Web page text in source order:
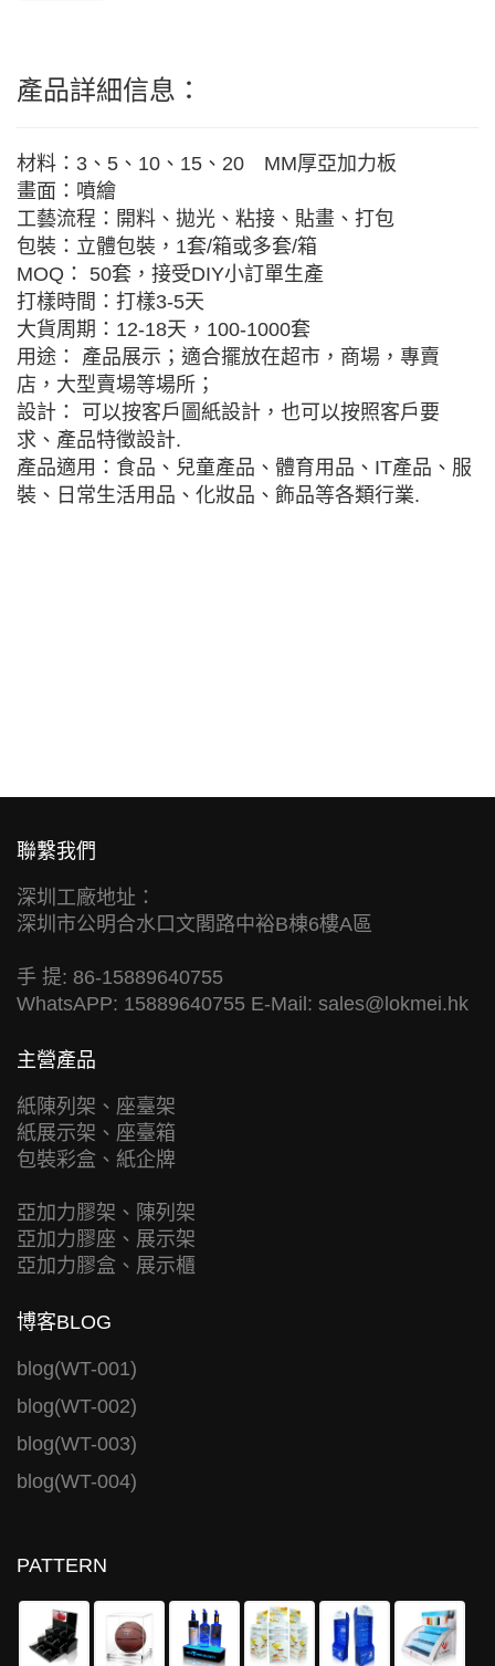
產品詳細信息：
材料：3、5、10、15、20 MM厚亞加力板
畫面：噴繪
工藝流程：開料、拋光、粘接、貼畫、打包
包裝：立體包裝，1套/箱或多套/箱
MOQ： 50套，接受DIY小訂單生產
打樣時間：打樣3-5天
大貨周期：12-18天，100-1000套
用途： 產品展示；適合擺放在超市，商場，專賣
店，大型賣場等場所；
設計： 可以按客戶圖紙設計，也可以按照客戶要
求、產品特徵設計.
產品適用：食品、兒童產品、體育用品、IT產品、服
裝、日常生活用品、化妝品、飾品等各類行業.
聯繫我們
深圳工廠地址：
深圳市公明合水口文閣路中裕B棟6樓A區
手 提: 86-15889640755
WhatsAPP: 15889640755 E-Mail: sales@lokmei.hk
主營產品
紙陳列架、座臺架
紙展示架、座臺箱
包裝彩盒、紙企牌
亞加力膠架、陳列架
亞加力膠座、展示架
亞加力膠盒、展示櫃
博客BLOG
blog(WT-001)
blog(WT-002)
blog(WT-003)
blog(WT-004)
PATTERN